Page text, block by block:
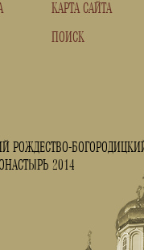
РОЖДЕСТВО-
2014
КАРТА САЙТА
ПОИСК